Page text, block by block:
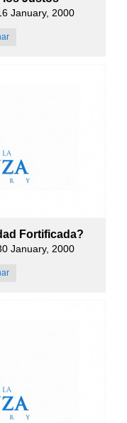
January, 2000
Fortificada?
January, 2000